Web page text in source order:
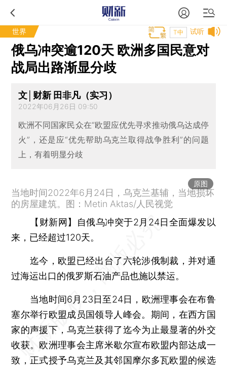
世界 试听
T中
俄乌冲突逾120天 欧洲多国民意对
战局出路渐显分歧
文│财新 田非凡（实习）
2022年06月26日 09:50
欧洲不同国家民众在“欧盟应优先寻求推动俄乌达成停
火”，还是应“优先帮助乌克兰取得战争胜利”的问题
上，有着明显分歧
原图
当地时间2022年6月24日，乌克兰基辅，当地损坏
的房屋建筑。图：Metin Aktas/人民视觉
【财新网】
自俄乌冲突于2月24日全面爆发以
来，已经超过120天。
迄今，欧盟已经出台了六轮涉俄制裁，并对通
过海运出口的俄罗斯石油产品也施以禁运。
当地时间6月23日至24日，欧洲理事会在布鲁
塞尔举行欧盟成员国领导人峰会。期间，在西方国
家的声援下，乌克兰获得了迄今为止最显著的外交
收获。欧洲理事会主席米歇尔宣布欧盟内部达成一
致，正式授予乌克兰及其邻国摩尔多瓦欧盟的候选